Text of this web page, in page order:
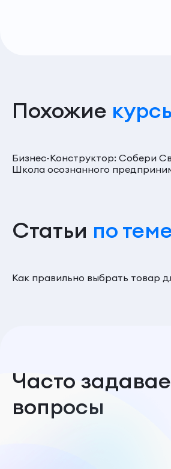
Похожие
Бизнес-Конструктор: Собери
Школа осознанного
Статьи по
Как правильно выбрать товар
Часто
вопросы